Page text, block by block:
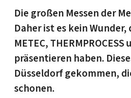
Die großen Messen der
Daher ist es kein
METEC,
präsentieren haben.
Düsseldorf gekommen,
schonen.